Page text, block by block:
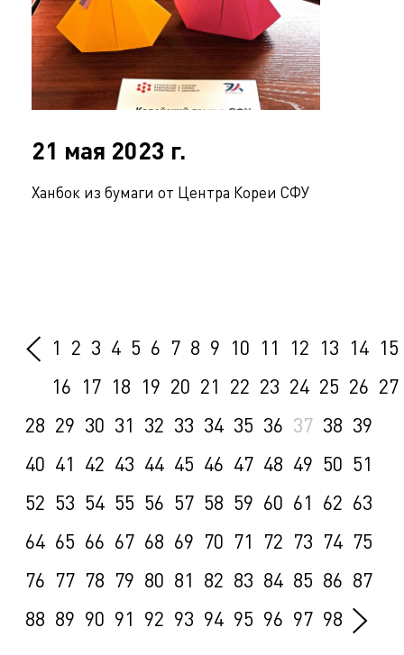
21 мая 2023 г.
Ханбок из бумаги от Центра Кореи СФУ
1 2 3 4 5 6 7 8 9 10 11 12 13 14 15
16 17 18 19 20 21 22 23 24 25 26 27
28 29 30 31 32 33 34 35 36 37 38 39
40 41 42 43 44 45 46 47 48 49 50 51
52 53 54 55 56 57 58 59 60 61 62 63
64 65 66 67 68 69 70 71 72 73 74 75
76 77 78 79 80 81 82 83 84 85 86 87
88 89 90 91 92 93 94 95 96 97 98